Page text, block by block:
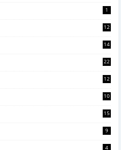
1
12
14
22
12
10
15
9
4